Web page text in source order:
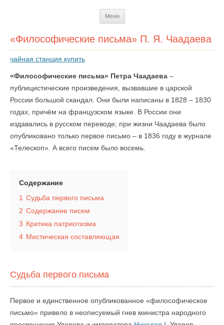
Меню
«Философические письма» П. Я. Чаадаева
чайная станция купить
«Философические письма» Петра Чаадаева –
публицистические произведения, вызвавшие в царской
России большой скандал. Они были написаны в 1828 – 1830
годах, причём на французском языке. В России они
издавались в русском переводе; при жизни Чаадаева было
опубликовано только первое письмо – в 1836 году в журнале
«Телескоп». А всего писем было восемь.
Содержание
1 Судьба первого письма
2 Содержание писем
3 Критика патриотизма
4 Мистическая составляющая
Судьба первого письма
Первое и единственное опубликованное «философическое
письмо» привело в неописуемый гнев министра народного